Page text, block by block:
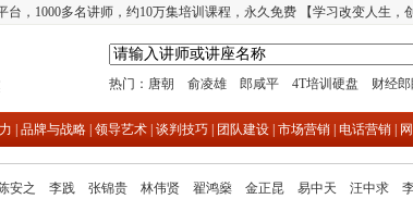
，1000多名讲师，约10万集培训课程，永久免费 【学习改变人生，
热门： 唐朝 俞凌雄 郎咸平 4T培训硬盘 财经郎
品牌与战略| 领导艺术| 谈判技巧| 团队建设| 市场营销| 电话营销|
安之 李践 张锦贵 林伟贤 翟鸿燊 金正昆 易中天 汪中求